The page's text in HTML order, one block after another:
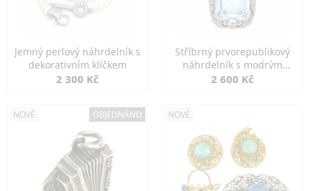
Jemný perlový náhrdelník s
dekorativním klíčkem
2 300 Kč
Stříbrný prvorepublikový
náhrdelník s modrým
spinelem
2 600 Kč
NOVÉ OBJEDNÁNO NOVÉ